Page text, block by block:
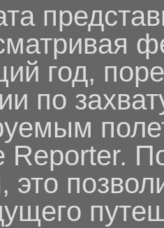
год,
по
Reporter.
это